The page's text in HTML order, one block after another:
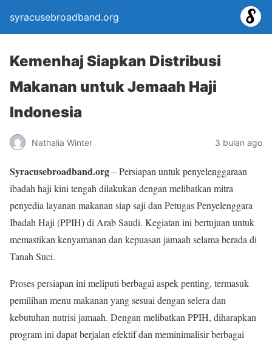
syracusebroadband.org
Kemenhaj Siapkan Distribusi
Makanan untuk Jemaah Haji
Indonesia
Nathalia Winter 3 bulan ago
Syracusebroadband.org– Persiapan untuk penyelenggaraan
ibadah haji kini tengah dilakukan dengan melibatkan mitra
penyedia layanan makanan siap saji dan Petugas Penyelenggara
Ibadah Haji (PPIH) di Arab Saudi. Kegiatan ini bertujuan untuk
memastikan kenyamanan dan kepuasan jamaah selama berada di
Tanah Suci.
Proses persiapan ini meliputi berbagai aspek penting, termasuk
pemilihan menu makanan yang sesuai dengan selera dan
kebutuhan nutrisi jamaah. Dengan melibatkan PPIH, diharapkan
program ini dapat berjalan efektif dan meminimalisir berbagai